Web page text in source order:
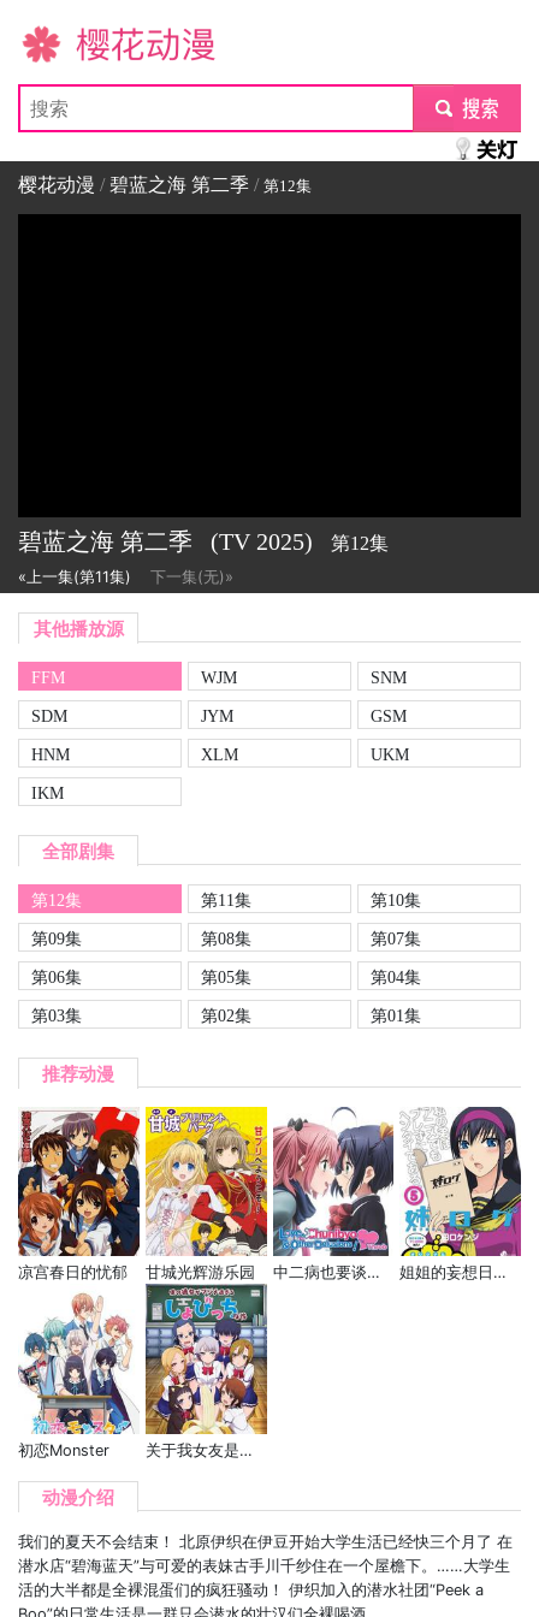
樱花动漫
submit
樱花动漫 / 碧蓝之海 第二季 / 第12集
碧蓝之海 第二季 (TV 2025) 第12集
«上一集(第11集) 下一集(无)»
其他播放源
FFM WJM
SNM
SDM
JYM
GSM
HNM
XLM
UKM
IKM
全部剧集
第12集 第11集
第10集
第09集
第08集
第07集
第06集
第05集
第04集
第03集
第02集 第01集
推荐动漫
凉宫春日的忧郁 甘城光辉游乐园 中二病也要谈恋爱！ 第二季 姐姐的妄想日记OAD
初恋Monster 关于我女友是个一本正经的碧池这件事
动漫介绍
我们的夏天不会结束！ 北原伊织在伊豆开始大学生活已经快三个月了 在
潜水店“碧海蓝天”与可爱的表妹古手川千纱住在一个屋檐下。​ ……大学生
活的大半都是全裸混蛋们的疯狂骚动！ 伊织加入的潜水社团“Peek a
Boo”的日常生活是一群只会潜水的壮汉们全裸喝酒， ...